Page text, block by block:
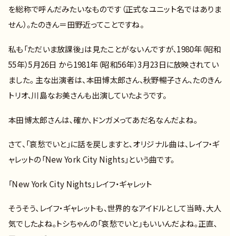
を総称で呼んだみたいなものです（正式なユニット名ではありま
せん）。たのきん＝田野近ってことですね。
私も「ただいま放課後」は見たことがないんですが、1980年（昭和
55年）5月26日 から1981年（昭和56年）3月23日に放映されてい
ました。 主な出演者は、本田博太郎さん、秋野暢子さん、たのきん
トリオ、川島なお美さんも出演していたようです。
本田博太郎さんは、確か、ドンガメってあだ名なんだよね。
さて、「哀愁でいと」に話を戻しますと、オリジナル曲は、レイフ・ギ
ャレットの「New York City Nights」という曲です。
「New York City Nights」レイフ・ギャレット
そうそう、レイフ・ギャレットも、世界的なアイドルとして当時、大人
気でしたよね。トシちゃんの「哀愁でいと」もいいんだよね。正直、